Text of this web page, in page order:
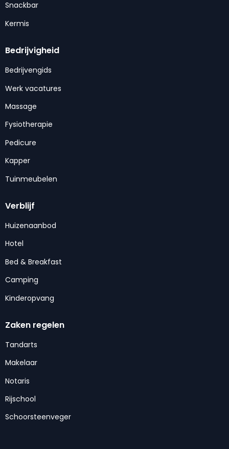
Snackbar
Kermis
Bedrijvigheid
Bedrijvengids
Werk vacatures
Massage
Fysiotherapie
Pedicure
Kapper
Tuinmeubelen
Verblijf
Huizenaanbod
Hotel
Bed & Breakfast
Camping
Kinderopvang
Zaken regelen
Tandarts
Makelaar
Notaris
Rijschool
Schoorsteenveger